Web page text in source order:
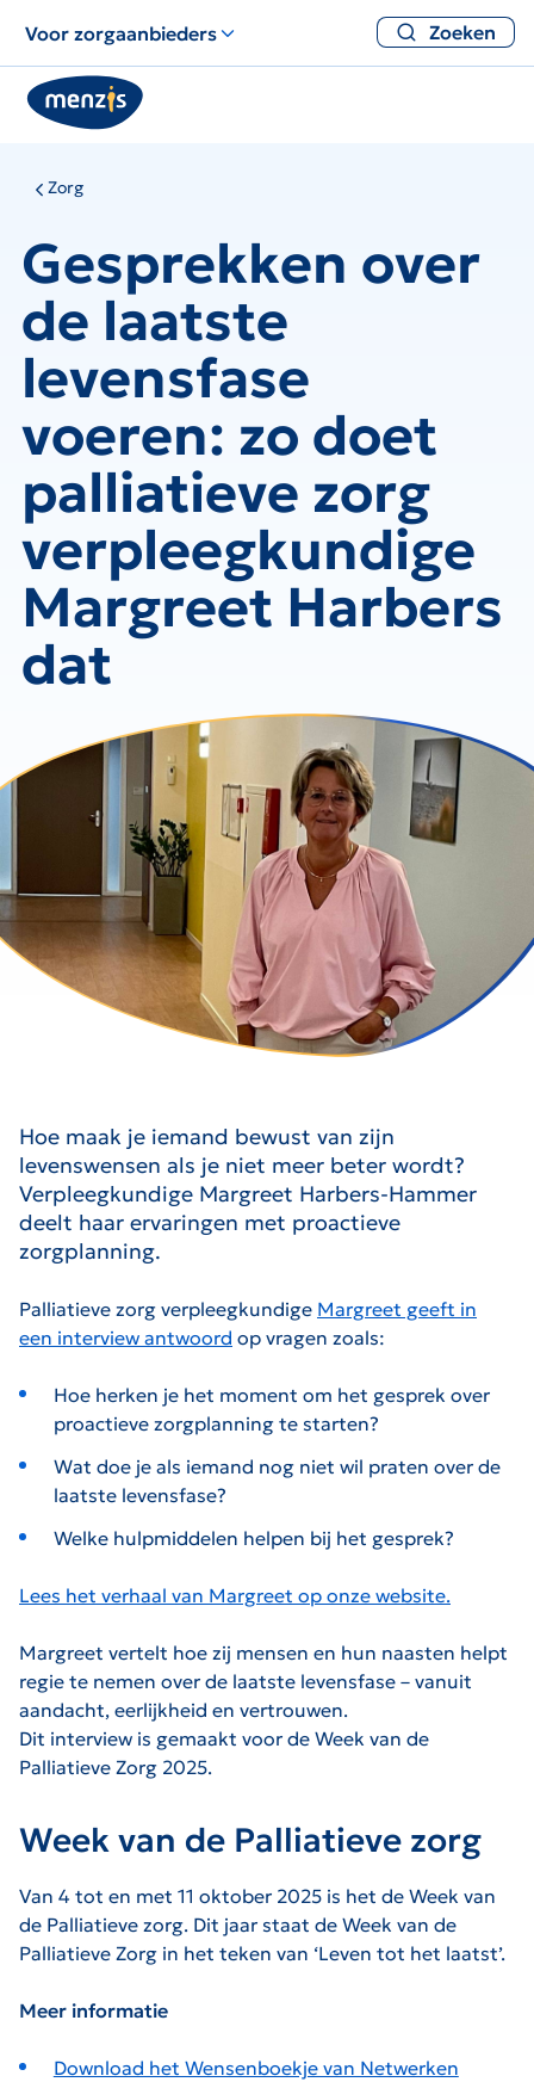
Voor zorgaanbieders Zoeken
Zorg
Gesprekken over
de laatste
levensfase
voeren: zo doet
palliatieve zorg
verpleegkundige
Margreet Harbers
dat
Hoe maak je iemand bewust van zijn
levenswensen als je niet meer beter wordt?
Verpleegkundige Margreet Harbers-Hammer
deelt haar ervaringen met proactieve
zorgplanning.
Palliatieve zorg verpleegkundige Margreet geeft in
een interview antwoord op vragen zoals:
Hoe herken je het moment om het gesprek over
proactieve zorgplanning te starten?
Wat doe je als iemand nog niet wil praten over de
laatste levensfase?
Welke hulpmiddelen helpen bij het gesprek?
Lees het verhaal van Margreet op onze website.
Margreet vertelt hoe zij mensen en hun naasten helpt
regie te nemen over de laatste levensfase – vanuit
aandacht, eerlijkheid en vertrouwen.
Dit interview is gemaakt voor de Week van de
Palliatieve Zorg 2025.
Week van de Palliatieve zorg
Van 4 tot en met 11 oktober 2025 is het de Week van
de Palliatieve zorg. Dit jaar staat de Week van de
Palliatieve Zorg in het teken van ‘Leven tot het laatst’.
Meer informatie
Download het Wensenboekje van Netwerken